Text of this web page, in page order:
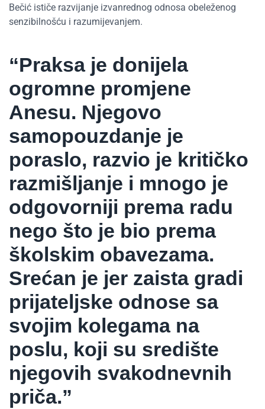
Bečić ističe razvijanje izvanrednog odnosa obeleženog
senzibilnošću i razumijevanjem.
“Praksa je donijela
ogromne promjene
Anesu. Njegovo
samopouzdanje je
poraslo, razvio je kritičko
razmišljanje i mnogo je
odgovorniji prema radu
nego što je bio prema
školskim obavezama.
Srećan je jer zaista gradi
prijateljske odnose sa
svojim kolegama na
poslu, koji su središte
njegovih svakodnevnih
priča.”